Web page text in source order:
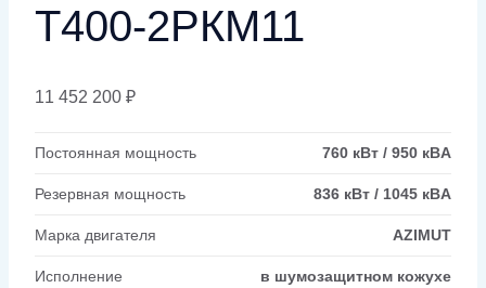
Т400-2РКМ11
11 452 200 ₽
Постоянная мощность 760 кВт / 950 кВA
Резервная мощность 836 кВт / 1045 кВA
Марка двигателя AZIMUT
Исполнение в шумозащитном кожухе